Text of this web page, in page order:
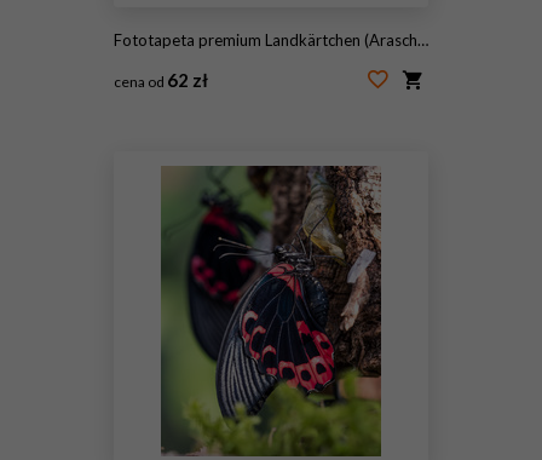
Fototapeta premium Landkärtchen (Araschnia levana f. Levana) 2. Pokolenie
cena od 62 zł